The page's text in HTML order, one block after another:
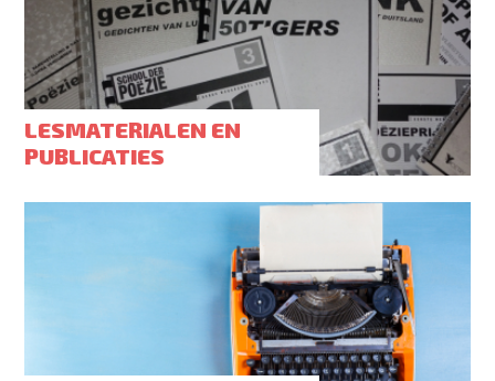
LESMATERIALEN EN
PUBLICATIES